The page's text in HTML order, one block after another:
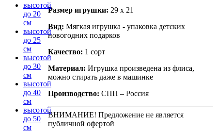
Размер игрушки: 29 х 21
Вид: Мягкая игрушка - упаковка детских
новогодних подарков
Качество: 1 сорт
Материал: Игрушка произведена из флиса,
можно стирать даже в машинке
Производство: СПП – Россия
ВНИМАНИЕ! Предложение не является
публичной офертой
высотой
до 20
см
высотой
до 25
см
высотой
до 30
см
высотой
до 40
см
высотой
до 50
см